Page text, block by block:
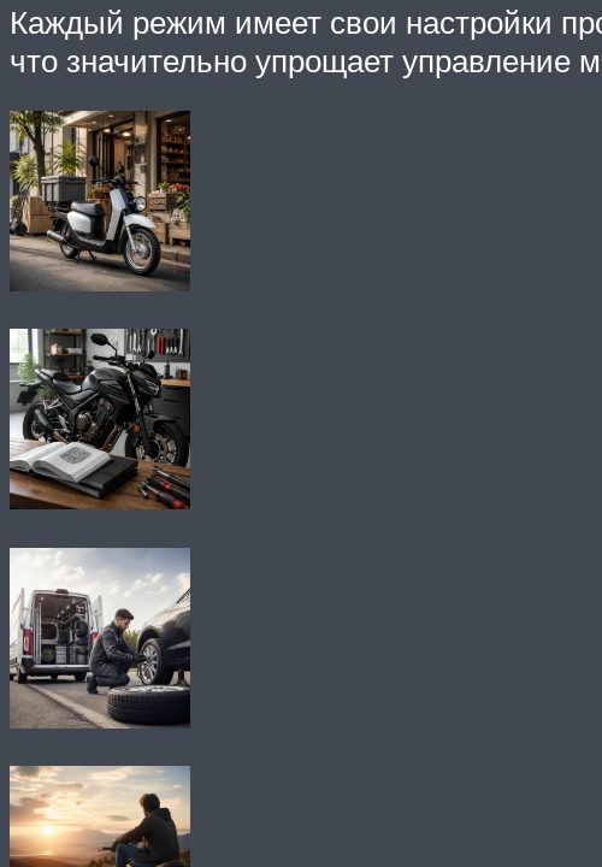
Каждый режим имеет свои настройки
что значительно упрощает управление